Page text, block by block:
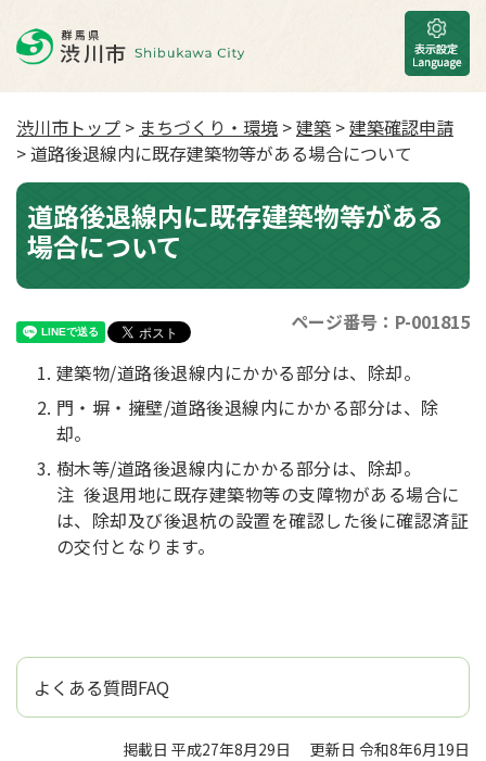
渋川市トップ > まちづくり・環境 >建築 >建築確認申請
> 道路後退線内に既存建築物等がある場合について
道路後退線内に既存建築物等がある
場合について
ページ番号：P-001815
建築物/道路後退線内にかかる部分は、除却。
門・塀・擁壁/道路後退線内にかかる部分は、除
却。
樹木等/道路後退線内にかかる部分は、除却。
注 後退用地に既存建築物等の支障物がある場合に
は、除却及び後退杭の設置を確認した後に確認済証
の交付となります。
よくある質問FAQ
掲載日 平成27年8月29日 更新日 令和8年6月19日